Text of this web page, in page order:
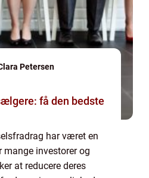
Petersen
få den bedste
har været en
investorer og
at reducere deres